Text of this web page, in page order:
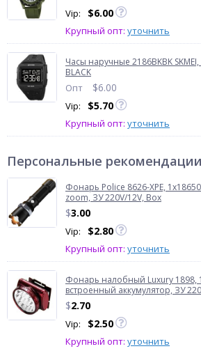
Vip: $6.00
Крупный опт: уточнить
Часы наручные 2186BKBK SKMEI,
BLACK
Опт $6.00
Vip: $5.70
Крупный опт: уточнить
Персональные рекомендации
Фонарь Police 8626-XPE,
zoom, ЗУ 220V/12V, Box
$3.00
Vip: $2.80
Крупный опт: уточнить
Фонарь налобный Luxury 1898,
встроенный аккумулятор, ЗУ
$2.70
Vip: $2.50
Крупный опт: уточнить